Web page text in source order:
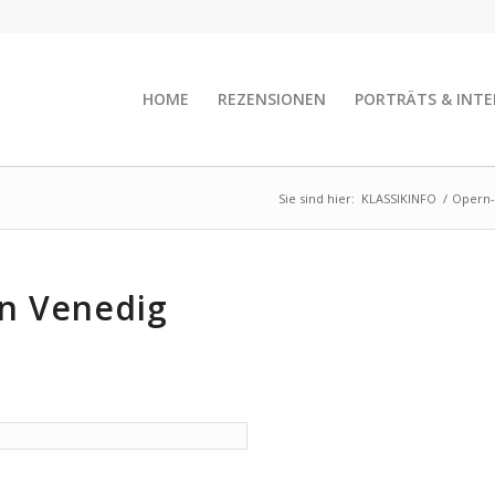
HOME REZENSIONEN PORTRÄTS &
Sie sind hier: KLASSIKINFO /
Venedig